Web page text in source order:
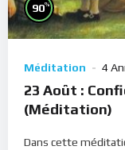
90%
Méditation 4
23 Août :
(Méditation)
Dans cette